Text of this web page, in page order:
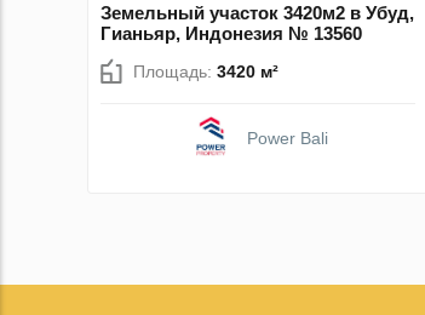
Земельный участок 3420м2 в Убуд,
Гианьяр, Индонезия № 13560
Площадь: 3420 м²
Power Bali